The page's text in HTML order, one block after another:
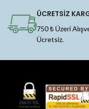
ÜCRETSİZ
750 ₺ Üzeri
Ücretsiz.